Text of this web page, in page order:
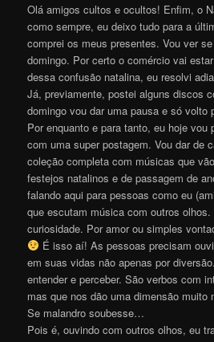
Olá amigos cultos e ocultos! Enfim, o
como sempre, eu deixo tudo para a
comprei os meus presentes. Vou ver
domingo. Por certo o comércio vai
dessa confusão natalina, eu resolvi
Já, previamente, postei alguns discos
domingo vou dar uma pausa e só volto
Por enquanto e para tanto, eu hoje vou
com uma super postagem. Vou dar de
coleção completa com músicas que
festejos natalinos e de passagem de
falando aqui para pessoas como eu
que escutam música com outros
curiosidade. Por amor ou simples
É isso aí! As pessoas precisam
em suas vidas não apenas por
entender e perceber. São verbos com
mas que nos dão uma dimensão muito
Se malandro soubesse…
Pois é, ouvindo com outros olhos, eu